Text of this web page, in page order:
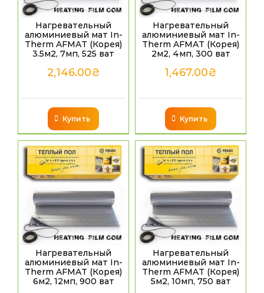
Нагревательный
алюминиевый мат In-
Therm AFMAT (Корея)
3.5м2, 7мп, 525 ват
2,146.00₴
Купить
Нагревательный
алюминиевый мат In-
Therm AFMAT (Корея)
2м2, 4мп, 300 ват
1,467.00₴
Купить
Нагревательный
алюминиевый мат In-
Therm AFMAT (Корея)
6м2, 12мп, 900 ват
Нагревательный
алюминиевый мат In-
Therm AFMAT (Корея)
5м2, 10мп, 750 ват